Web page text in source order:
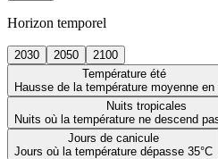
Horizon temporel
2030 2050
2100
Température été
Hausse de la température moyenne en
Nuits tropicales
Nuits où la température ne descend
Jours de canicule
Jours où la température dépasse 35°C